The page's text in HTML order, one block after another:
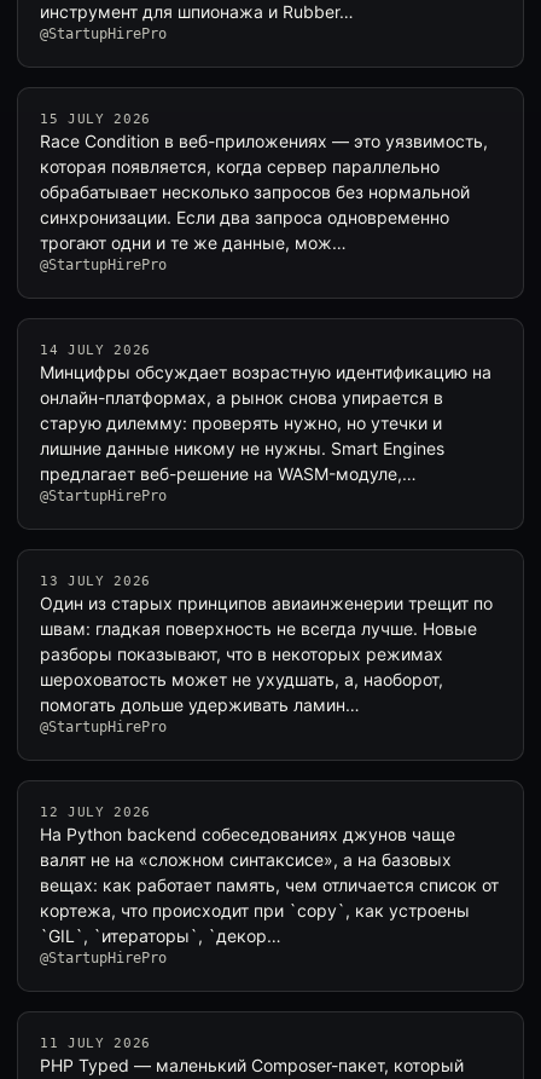
инструмент для шпионажа и Rubber…
@StartupHirePro
15 JULY 2026
Race Condition в веб-приложениях — это уязвимость,
которая появляется, когда сервер параллельно
обрабатывает несколько запросов без нормальной
синхронизации. Если два запроса одновременно
трогают одни и те же данные, мож…
@StartupHirePro
14 JULY 2026
Минцифры обсуждает возрастную идентификацию на
онлайн-платформах, а рынок снова упирается в
старую дилемму: проверять нужно, но утечки и
лишние данные никому не нужны. Smart Engines
предлагает веб-решение на WASM-модуле,…
@StartupHirePro
13 JULY 2026
Один из старых принципов авиаинженерии трещит по
швам: гладкая поверхность не всегда лучше. Новые
разборы показывают, что в некоторых режимах
шероховатость может не ухудшать, а, наоборот,
помогать дольше удерживать ламин…
@StartupHirePro
12 JULY 2026
На Python backend собеседованиях джунов чаще
валят не на «сложном синтаксисе», а на базовых
вещах: как работает память, чем отличается список от
кортежа, что происходит при `copy`, как устроены
`GIL`, `итераторы`, `декор…
@StartupHirePro
11 JULY 2026
PHP Typed — маленький Composer-пакет, который